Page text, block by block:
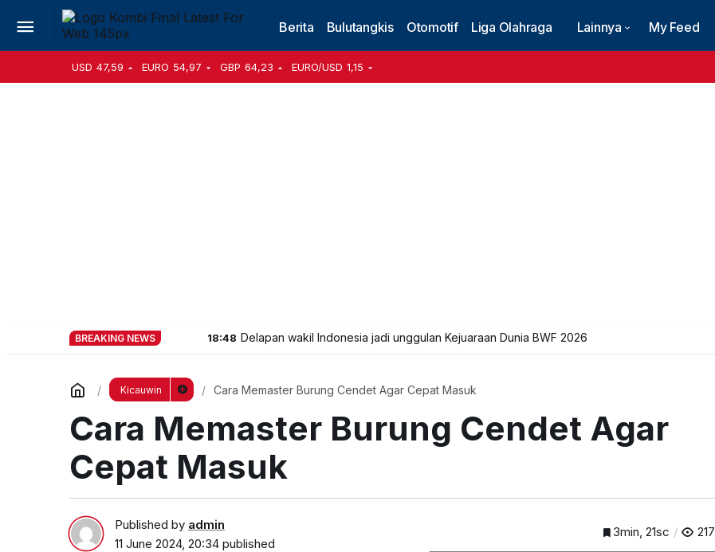
Berita Bulutangkis Otomotif Liga Olahraga Lainnya My Feed
USD 47,59 EURO 54,97 GBP 64,23 EURO/USD 1,15
BREAKING NEWS 18:48 Delapan wakil Indonesia jadi unggulan Kejuaraan Dunia BWF 2026
Kicauwin Cara Memaster Burung Cendet Agar Cepat Masuk
Cara Memaster Burung Cendet Agar
Cepat Masuk
Published by admin
11 June 2024, 20:34 published
3min, 21sc 217